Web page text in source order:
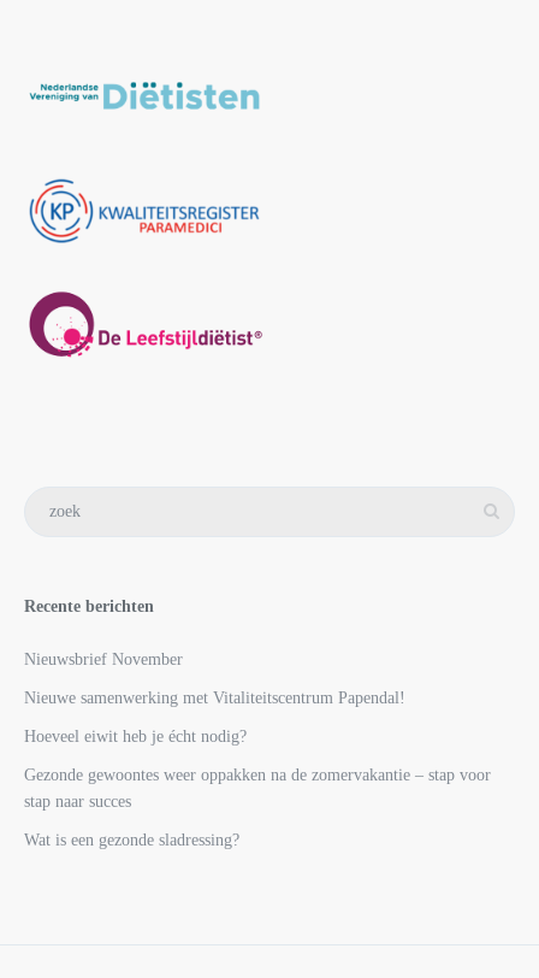
Recente berichten
Nieuwsbrief November
Nieuwe samenwerking met Vitaliteitscentrum Papendal!
Hoeveel eiwit heb je écht nodig?
Gezonde gewoontes weer oppakken na de zomervakantie – stap voor
stap naar succes
Wat is een gezonde sladressing?